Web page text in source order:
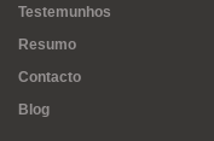
Testemunhos
Resumo
Contacto
Blog